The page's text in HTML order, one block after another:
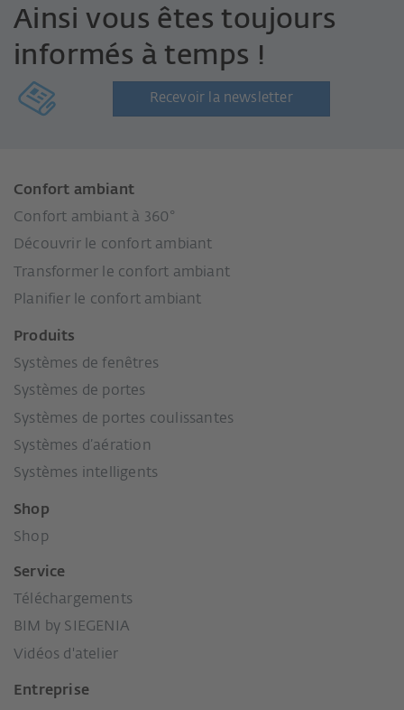
Ainsi vous êtes toujours
informés à temps !
Recevoir la newsletter
Confort ambiant
Confort ambiant à 360°
Découvrir le confort ambiant
Transformer le confort ambiant
Planifier le confort ambiant
Produits
Systèmes de fenêtres
Systèmes de portes
Systèmes de portes coulissantes
Systèmes d’aération
Systèmes intelligents
Shop
Shop
Service
Téléchargements
BIM by SIEGENIA
Vidéos d'atelier
Entreprise